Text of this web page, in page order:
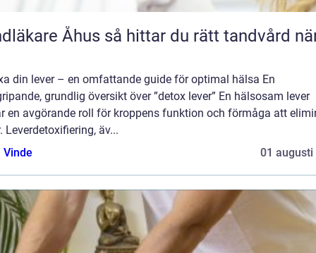
Åhus så hittar du rätt tandvård nära
din lever – en omfattande guide för optimal hälsa En
grundlig översikt över ”detox lever” En hälsosam lever
en avgörande roll för kroppens funktion och förmåga att
Leverdetoxifiering, äv...
Vinde
01 augusti